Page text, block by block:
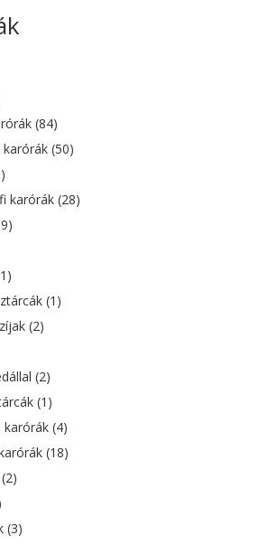
(84)
karórák (50)
karórák (28)
(1)
(2)
(2)
(1)
karórák (4)
(18)
(2)
(3)